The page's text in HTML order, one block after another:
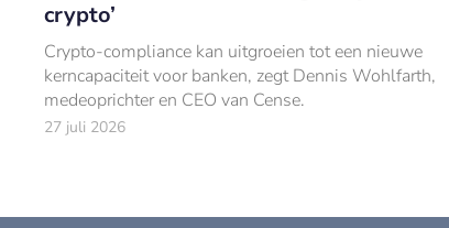
crypto’
Crypto-compliance kan uitgroeien tot een nieuwe
kerncapaciteit voor banken, zegt Dennis Wohlfarth,
medeoprichter en CEO van Cense.
27 juli 2026